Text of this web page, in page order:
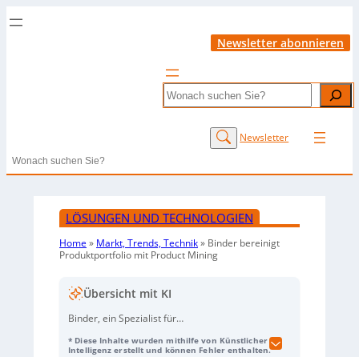
Newsletter abonnieren
Search
Newsletter
Search
LÖSUNGEN UND TECHNOLOGIEN
Home » Markt, Trends, Technik» Binder bereinigt
Produktportfolio mit Product Mining
Übersicht mit KI
Binder, ein Spezialist für
Produktpalette mit derProduct-Mining-
* Diese Inhalte wurden mithilfe von Künstlicher
Intelligenz erstellt und können Fehler enthalten.